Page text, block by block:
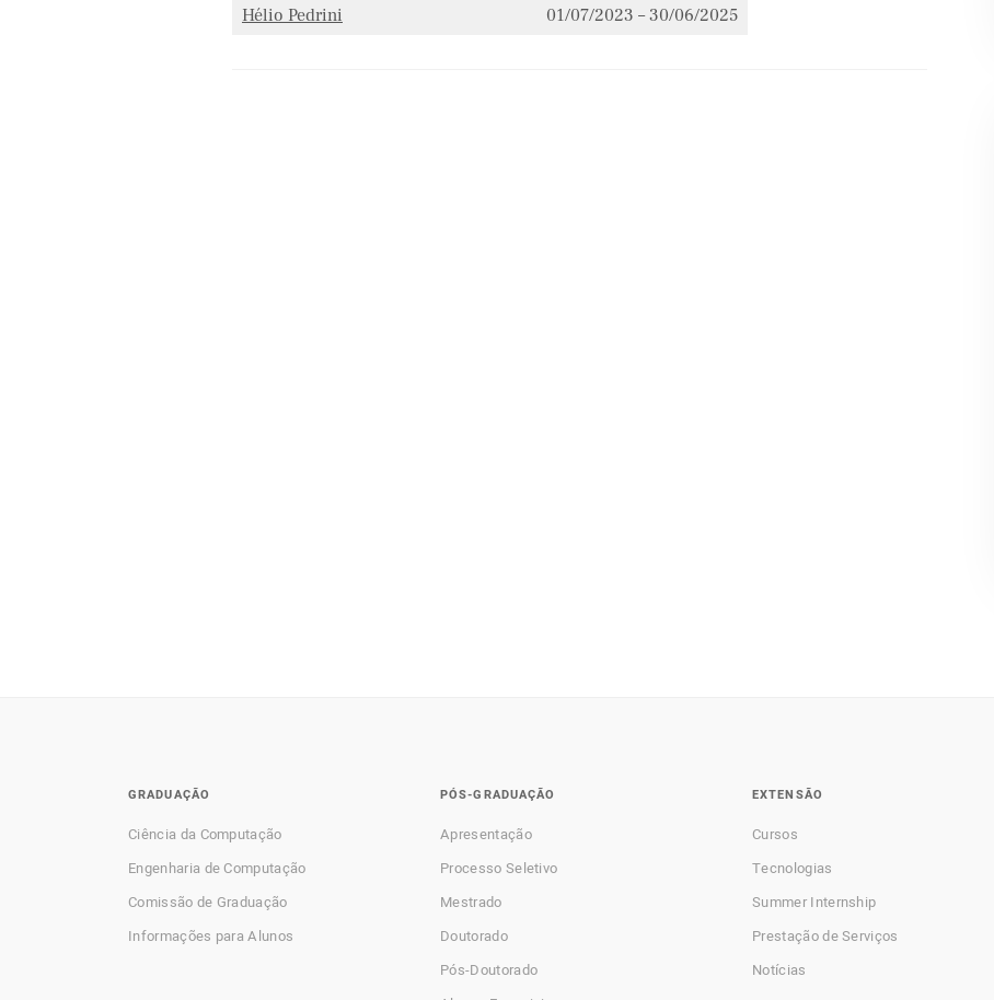
Hélio Pedrini
01/07/2023 – 30/06/2025
GRADUAÇÃO
Ciência da Computação
Engenharia de Computação
Comissão de Graduação
Informações para Alunos
PÓS-GRADUAÇÃO
Apresentação
Processo Seletivo
Mestrado
Doutorado
Pós-Doutorado
EXTENSÃO
Cursos
Tecnologias
Summer Internship
Prestação de Serviços
Notícias